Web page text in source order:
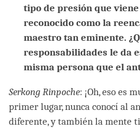
tipo de presión que
reconocido como la
maestro tan eminente.
responsabilidades le da
misma persona que el
Serkong Rinpoche: ¡Oh, eso es
primer lugar, nunca conocí al
diferente, y también la mente